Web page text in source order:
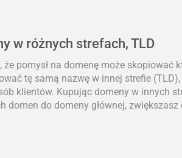
w różnych strefach, TLD
pomysł na domenę może skopiować
tę samą nazwę w innej strefie (TLD),
klientów. Kupując domeny w innych
domen do domeny głównej, zwiększasz